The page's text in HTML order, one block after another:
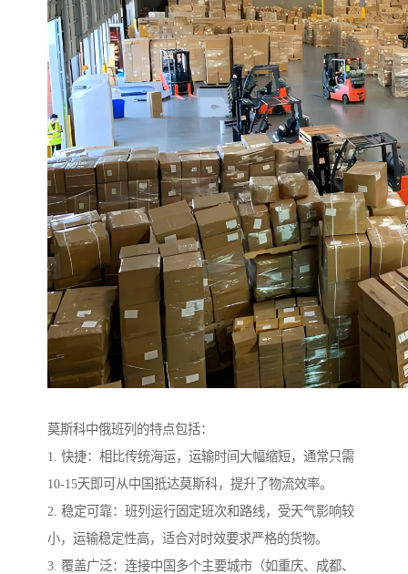
莫斯科中俄班列的特点包括：
1. 快捷：相比传统海运，运输时间大幅缩短，通常只需
10-15天即可从中国抵达莫斯科，提升了物流效率。
2. 稳定可靠：班列运行固定班次和路线，受天气影响较
小，运输稳定性高，适合对时效要求严格的货物。
3. 覆盖广泛：连接中国多个主要城市（如重庆、成都、